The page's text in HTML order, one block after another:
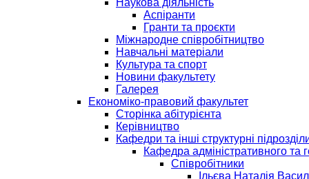
Аспіранти
Гранти та проєкти
Міжнародне співробітництво
Навчальні матеріали
Культура та спорт
Новини факультету
Галерея
Економіко-правовий факультет
Сторінка абітурієнта
Керівництво
Кафедри та інші структурні
Кафедра адміністративного та
Співробітники
Ільєва Наталія